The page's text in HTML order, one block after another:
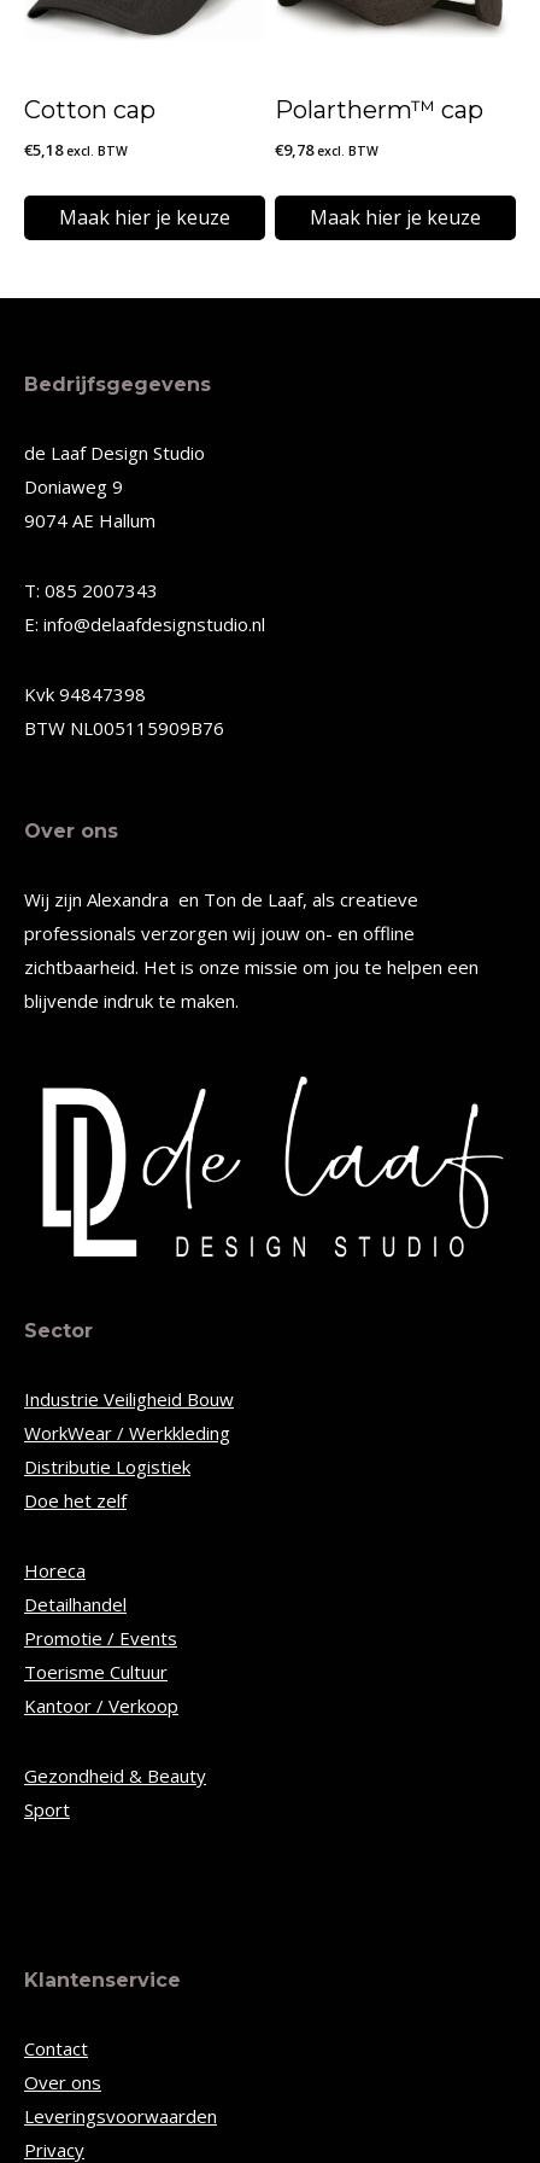
Deze
gekozen
worden
op
de
Deze
gekozen
worden
op
de
Cotton cap
€5,18 excl. BTW
Maak hier je keuze
product
meerdere
Deze
optie
kan
worden
de
productpagina
Polartherm™ cap
€9,78 excl. BTW
Maak hier je keuze
product
Bedrijfsgegevens
de Laaf Design Studio
Doniaweg 9
9074 AE Hallum
T: 085 2007343
E: info@delaafdesignstudio.nl
Kvk 94847398
BTW NL005115909B76
Over ons
Wij zijn Alexandra en Ton de Laaf, als creatieve
professionals verzorgen wij jouw on- en offline
zichtbaarheid. Het is onze missie om jou te helpen een
blijvende indruk te maken.
Sector
Industrie Veiligheid Bouw
WorkWear / Werkkleding
Distributie Logistiek
Doe het zelf
Horeca
Detailhandel
Promotie / Events
Toerisme Cultuur
Kantoor / Verkoop
Gezondheid & Beauty
Sport
Klantenservice
Contact
Over ons
Leveringsvoorwaarden
Privacy